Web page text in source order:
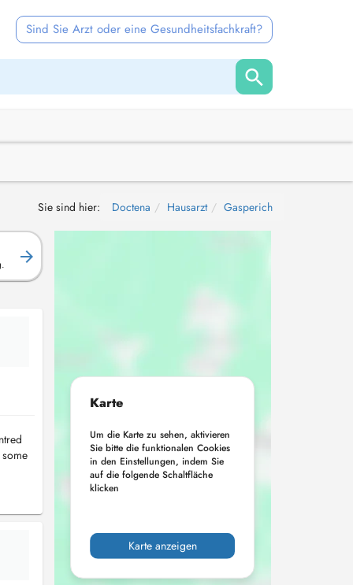
Sind Sie Arzt oder eine Gesundheitsfachkraft?
Sie sind hier: Doctena Hausarzt Gasperich
Karte
Um die Karte zu sehen, aktivieren
Sie bitte die funktionalen Cookies
in den Einstellungen, indem Sie
auf die folgende Schaltfläche
klicken
Karte anzeigen